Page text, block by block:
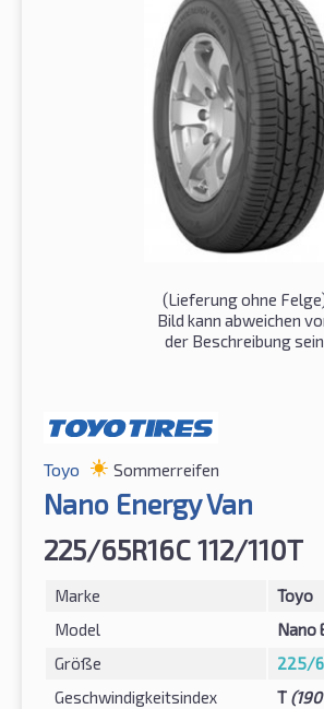
(Lieferung ohne
Bild kann abweichen
der Beschreibung sein
Toyo Sommerreifen
Nano Energy Van
225/65R16C 112/110T
Marke
Toyo
Model
Nano
Größe
225/
Geschwindigkeitsindex
T